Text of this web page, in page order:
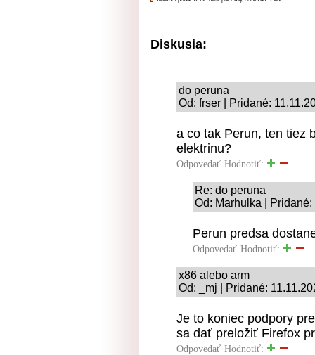
Diskusia:
do peruna
Od: frser | Pridané:
a co tak Perun, ten tiez
elektrinu?
Odpovedať Hodnotiť:
Re: do peruna
Od: Marhulka |
Perun predsa
Odpovedať Hodnotiť:
x86 alebo arm
Od: _mj | Pridané:
Je to koniec podpory
sa dať preložiť Firefox
Odpovedať Hodnotiť: